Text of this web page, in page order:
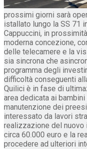
prossimi giorni sarà
istallato lungo la SS 71
Cappuccini, in
moderna concezione,
delle telecamere e la
sia sincrona che
programma degli
difficoltà conseguenti
Quilici è in fase di
area dedicata ai
manutenzione dei
interessato da lavori
realizzazione del
circa 60.000 euro e la
procedere ad ulteriori